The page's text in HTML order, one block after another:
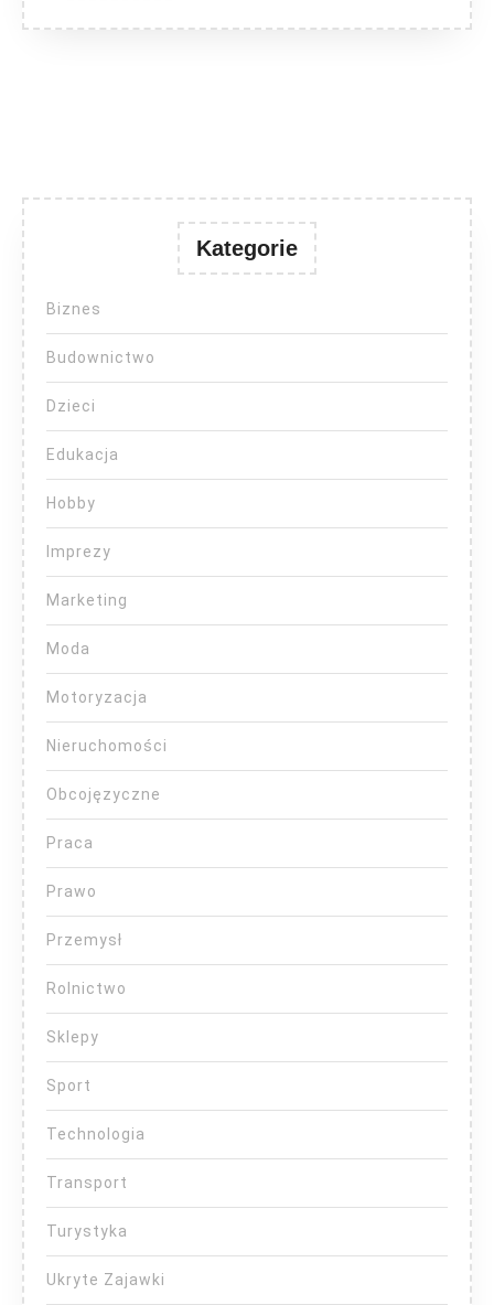
Kategorie
Biznes
Budownictwo
Dzieci
Edukacja
Hobby
Imprezy
Marketing
Moda
Motoryzacja
Nieruchomości
Obcojęzyczne
Praca
Prawo
Przemysł
Rolnictwo
Sklepy
Sport
Technologia
Transport
Turystyka
Ukryte Zajawki